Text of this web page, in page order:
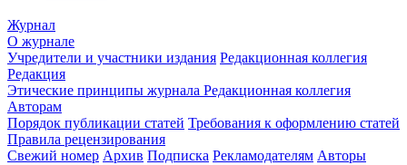
Журнал
О журнале
Учредители и участники издания Редакционная коллегия
Редакция
Этические принципы журнала Редакционная коллегия
Авторам
Порядок публикации статей Требования к оформлению статей
Правила рецензирования
Свежий номер Архив Подписка Рекламодателям Авторы